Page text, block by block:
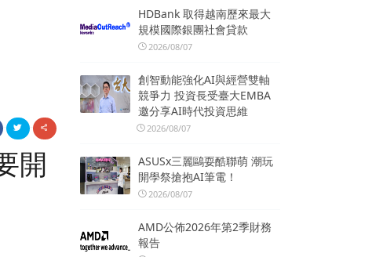
開
HDBank 取得越南歷來最大
規模國際銀團社會貸款
2026/08/07
創智動能強化AI與經營雙軸
競爭力 投資長受臺大EMBA
邀分享AI時代投資思維
2026/08/07
ASUSx三麗鷗耍酷聯萌 潮玩
開學祭搶抱AI筆電！
2026/08/07
AMD公佈2026年第2季財務
報告